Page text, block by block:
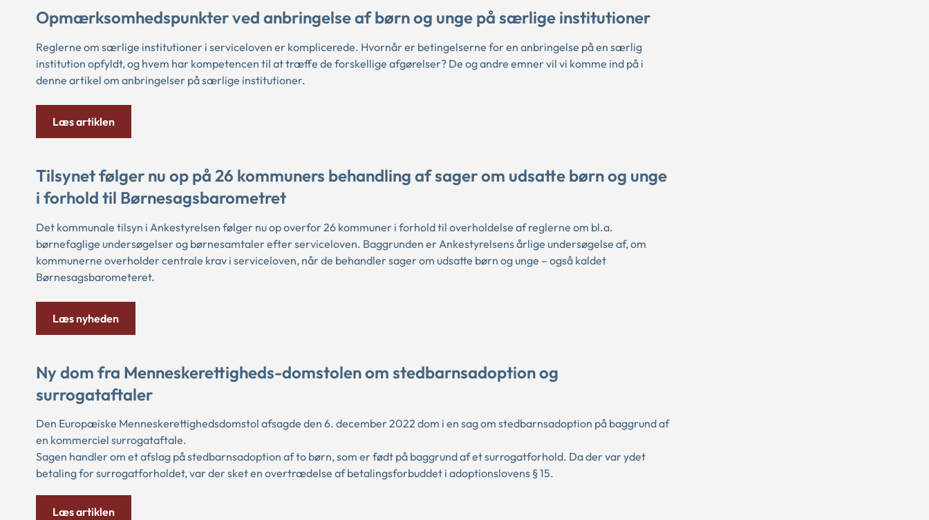
Opmærksomhedspunkter ved anbringelse af børn og unge på særlige institutioner
Reglerne om særlige institutioner i serviceloven er komplicerede. Hvornår er betingelserne for en anbringelse på en særlig
institution opfyldt, og hvem har kompetencen til at træffe de forskellige afgørelser? De og andre emner vil vi komme ind på i
denne artikel om anbringelser på særlige institutioner.
Læs artiklen
Tilsynet følger nu op på 26 kommuners behandling af sager om udsatte børn og unge
i forhold til Børnesagsbarometret
Det kommunale tilsyn i Ankestyrelsen følger nu op overfor 26 kommuner i forhold til overholdelse af reglerne om bl.a.
børnefaglige undersøgelser og børnesamtaler efter serviceloven. Baggrunden er Ankestyrelsens årlige undersøgelse af, om
kommunerne overholder centrale krav i serviceloven, når de behandler sager om udsatte børn og unge – også kaldet
Børnesagsbarometeret.
Læs nyheden
Ny dom fra Menneskerettigheds-domstolen om stedbarnsadoption og
surrogataftaler
Den Europæiske Menneskerettighedsdomstol afsagde den 6. december 2022 dom i en sag om stedbarnsadoption på baggrund af
en kommerciel surrogataftale.
Sagen handler om et afslag på stedbarnsadoption af to børn, som er født på baggrund af et surrogatforhold. Da der var ydet
betaling for surrogatforholdet, var der sket en overtrædelse af betalingsforbuddet i adoptionslovens § 15.
Læs artiklen